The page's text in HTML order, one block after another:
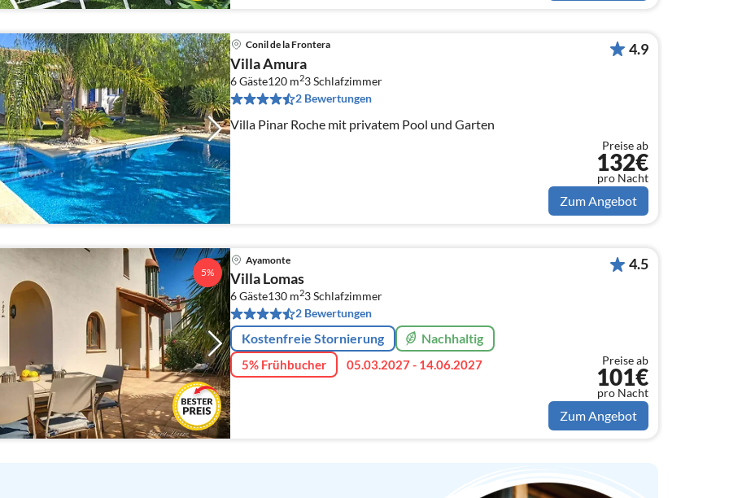
Conil de la Frontera
Villa Amura
6 Gäste120 m23Schlafzimmer
2 Bewertungen
Villa Pinar Roche mit privatem Pool und Garten
4.9
Preise ab
132€
pro Nacht
Zum Angebot
5%
Ayamonte
Villa Lomas
6 Gäste130 m23Schlafzimmer
2 Bewertungen
Kostenfreie Stornierung Nachhaltig
5% Frühbucher 05.03.2027 - 14.06.2027
4.5
Preise ab
101€
pro Nacht
Zum Angebot